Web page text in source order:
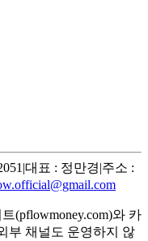
|대표 : 정만경|주소 :
(pflowmoney.com)와 카
부 채널도 운영하지 않